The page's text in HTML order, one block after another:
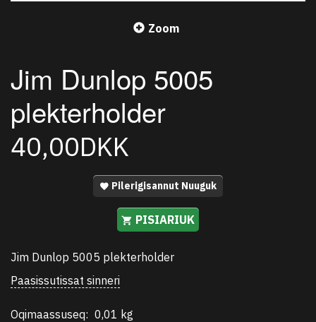
Zoom
Jim Dunlop 5005
plekterholder
40,00DKK
Pilerigisannut Nuuguk
PISIARIUK
Jim Dunlop 5005 plekterholder
Paasissutissat sinneri
Oqimaassuseq: 0,01 kg